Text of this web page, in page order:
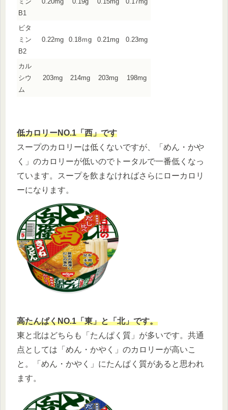
B1
ビタ
ミン
B2
0.22mg 0.18ｍg 0.21mg 0.23mg
カル
シウ
ム
203mg 214mg 203mg 198mg
低カロリーNO.1「西」です
スープのカロリーは低くないですが、「めん・かや
く」のカロリーが低いのでトータルで一番低くなっ
ています。スープを飲まなければさらにローカロリ
ーになります。
高たんぱくNO.1「東」と「北」です。
東と北はどちらも「たんぱく質」が多いです。共通
点としては「めん・かやく」のカロリーが高いこ
と。「めん・かやく」にたんぱく質があると思われ
ます。